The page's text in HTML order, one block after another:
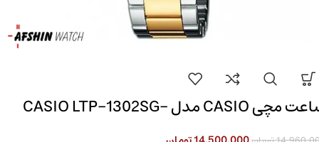
ساعت مچی CASIO مدل CASIO LTP-1302SG-